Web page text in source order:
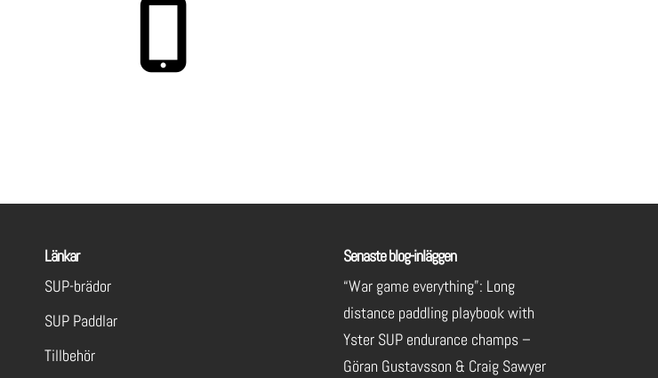
Länkar
SUP-brädor
SUP Paddlar
Tillbehör
Senaste blog-inläggen
“War game everything”: Long
distance paddling playbook with
Yster SUP endurance champs –
Göran Gustavsson & Craig Sawyer